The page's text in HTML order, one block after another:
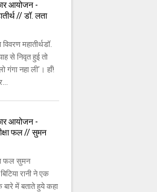
आयोजन -
// डॉ. लता
महातीर्थडॉ.
से निवृत हुई तो
गंगा नहा ली’। हाँ!
आयोजन -
फल // सुमन
फल सुमन
रानी ने एक
बारे में बताते हुये कहा